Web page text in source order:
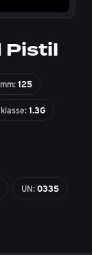
Pistil
125
1.3G
UN: 0335